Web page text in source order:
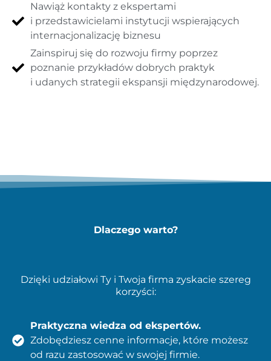
Nawiąż kontakty z ekspertami
i przedstawicielami instytucji wspierających
internacjonalizację biznesu
Zainspiruj się do rozwoju firmy poprzez
poznanie przykładów dobrych praktyk
i udanych strategii ekspansji międzynarodowej.
Dlaczego warto?
Dzięki udziałowi Ty i Twoja firma zyskacie szereg
korzyści:
Praktyczna wiedza od ekspertów.
Zdobędziesz cenne informacje, które możesz
od razu zastosować w swojej firmie.